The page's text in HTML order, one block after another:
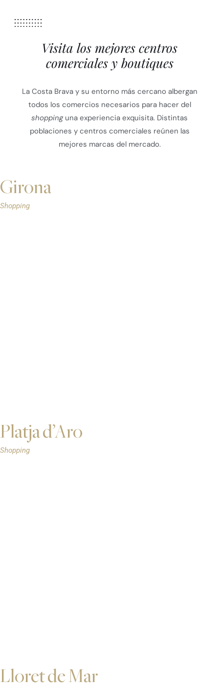
Visita los mejores centros
comerciales y boutiques
La Costa Brava y su entorno más cercano albergan
todos los comercios necesarios para hacer del
shoppinguna experiencia exquisita. Distintas
poblaciones y centros comerciales reúnen las
mejores marcas del mercado.
Girona
Shopping
Platja d’Aro
Shopping
Lloret de Mar